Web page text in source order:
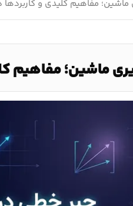
ماشین؛ مفاهیم کلیدی و
ماشین؛